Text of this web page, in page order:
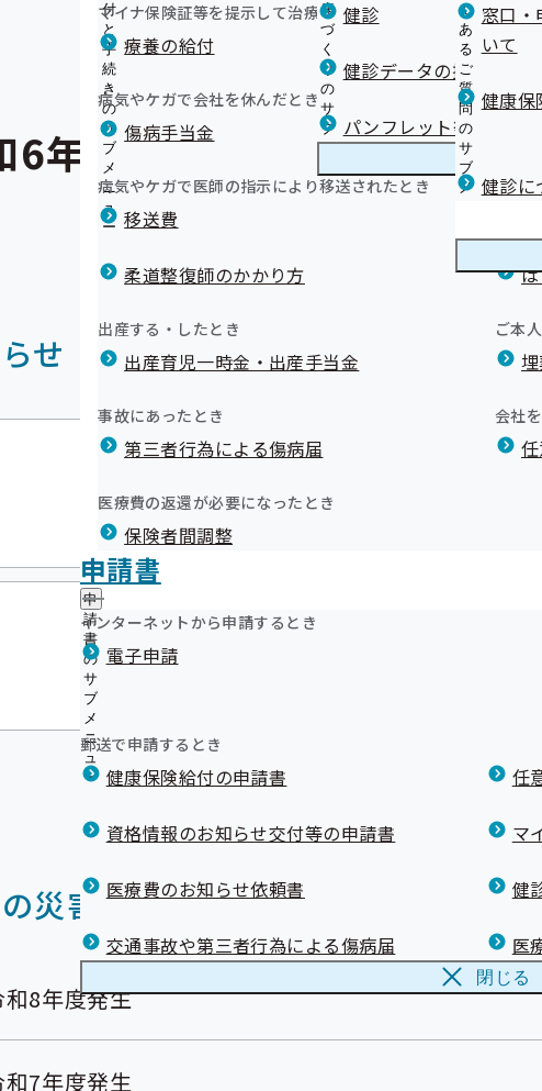
付
と
手
続
き
の
サ
ブ
メ
ニ
ュ
ー
マイナ保険証等を提示して治療を受けるとき
療養の給付
医療
病気やケガで会社を休んだとき
傷病手当金
医療
病気やケガで医師の指示により移送されたとき
移送費
海外
柔道整復師のかかり方
出産する・したとき
出産育児一時金・出産手当金
ご本
事故にあったとき
第三者行為による傷病届
会社
医療費の返還が必要になったとき
保険者間調整
申請書
申
請
書
の
サ
ブ
メ
ニ
ュ
ー
インターネットから申請するとき
電子申請
郵送で申請するとき
健康保険給付の申請書 任
資格情報のお知らせ交付等の申請書 マ
医療費のお知らせ依頼書 健
交通事故や第三者行為による傷病届 医
閉じる
康
づ
く
り
の
サ
ブ
メ
ュ
健診
健診データの提供につい
パンフレット等（広報）
く
あ
る
ご
質
問
の
サ
ブ
メ
窓口・
いて
健康保
健診に
6年能登半島地震関連情報
せ
令和06年01月04日
令和6年能登半島地震関連情報 医療機関におけ
災害情報
災害情報一覧
和8年度発生
和7年度発生